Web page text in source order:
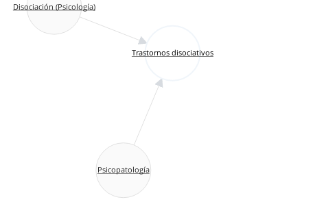
Trastornos disociativos
Psicopatología
Disociación (Psicología)